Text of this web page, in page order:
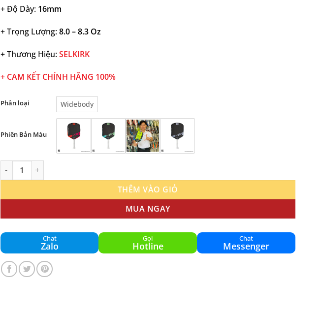
+ Độ Dày:16mm
+ Trọng Lượng:8.0 – 8.3 Oz
+ Thương Hiệu:SELKIRK
+ CAM KẾT CHÍNH HÃNG 100%
Phân loại Widebody
Phiên Bản Màu
Vợt Pickleball SLK Dauntless 16mm Chính Hãng số lượng
THÊM VÀO GIỎ
MUA NGAY
Chat
Zalo
Gọi
Hotline
Chat
Messenger